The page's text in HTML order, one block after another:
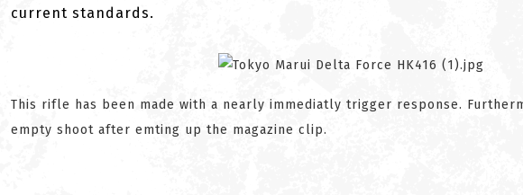
current standards.
This rifle has been made with a nearly immediatly trigger response.
empty shoot after emting up the magazine clip.